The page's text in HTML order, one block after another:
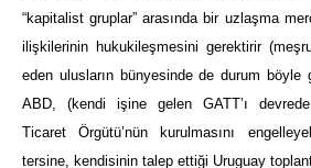
“kapitalist gruplar” arasında bir uzlaşma
ilişkilerinin hukukileşmesini gerektirir
eden ulusların bünyesinde de durum böyle
ABD, (kendi işine gelen GATT’ı devrede
Ticaret Örgütü’nün kurulmasını
tersine, kendisinin talep ettiği Uruguay